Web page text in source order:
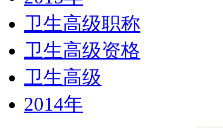
卫生高级职称
卫生高级资格
卫生高级
2014年